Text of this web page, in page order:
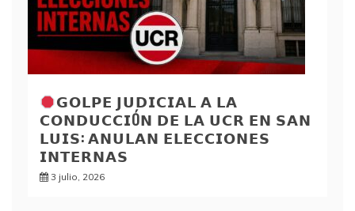
𝗚𝗢𝗟𝗣𝗘 𝗝𝗨𝗗𝗜𝗖𝗜𝗔𝗟 𝗔 𝗟𝗔
𝗖𝗢𝗡𝗗𝗨𝗖𝗖𝗜Ó𝗡 𝗗𝗘 𝗟𝗔 𝗨𝗖𝗥 𝗘𝗡 𝗦𝗔𝗡
𝗟𝗨𝗜𝗦: 𝗔𝗡𝗨𝗟𝗔𝗡 𝗘𝗟𝗘𝗖𝗖𝗜𝗢𝗡𝗘𝗦
𝗜𝗡𝗧𝗘𝗥𝗡𝗔𝗦
3 julio, 2026